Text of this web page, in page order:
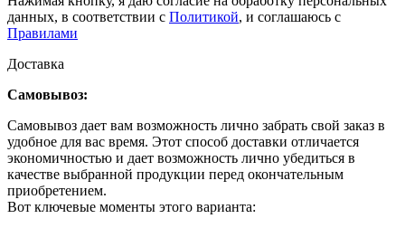
данных, в соответствии с Политикой, и соглашаюсь с
Правилами
Доставка
Самовывоз:
Самовывоз дает вам возможность лично забрать свой заказ в
удобное для вас время. Этот способ доставки отличается
экономичностью и дает возможность лично убедиться в
качестве выбранной продукции перед окончательным
приобретением.
Вот ключевые моменты этого варианта: